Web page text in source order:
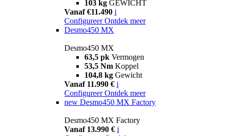
103 kg GEWICHT
Vanaf €11.490 i
Configureer Ontdek meer
Desmo450 MX
Desmo450 MX
63,5 pk Vermogen
53,5 Nm Koppel
104,8 kg Gewicht
Vanaf 11.990 € i
Configureer Ontdek meer
new Desmo450 MX Factory
Desmo450 MX Factory
Vanaf 13.990 € i